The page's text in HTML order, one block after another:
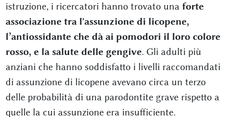
istruzione, i ricercatori hanno trovato una forte
associazione tra l'assunzione di licopene,
l’antiossidante che dà ai pomodori il loro colore
rosso, e la salute delle gengive. Gli adulti più
anziani che hanno soddisfatto i livelli raccomandati
di assunzione di licopene avevano circa un terzo
delle probabilità di una parodontite grave rispetto a
quelle la cui assunzione era insufficiente.